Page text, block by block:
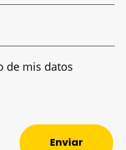
de mis datos
Enviar